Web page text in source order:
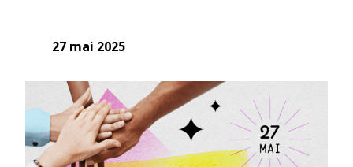
27 mai 2025